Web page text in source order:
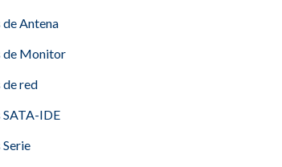
de Antena
de Monitor
de red
SATA-IDE